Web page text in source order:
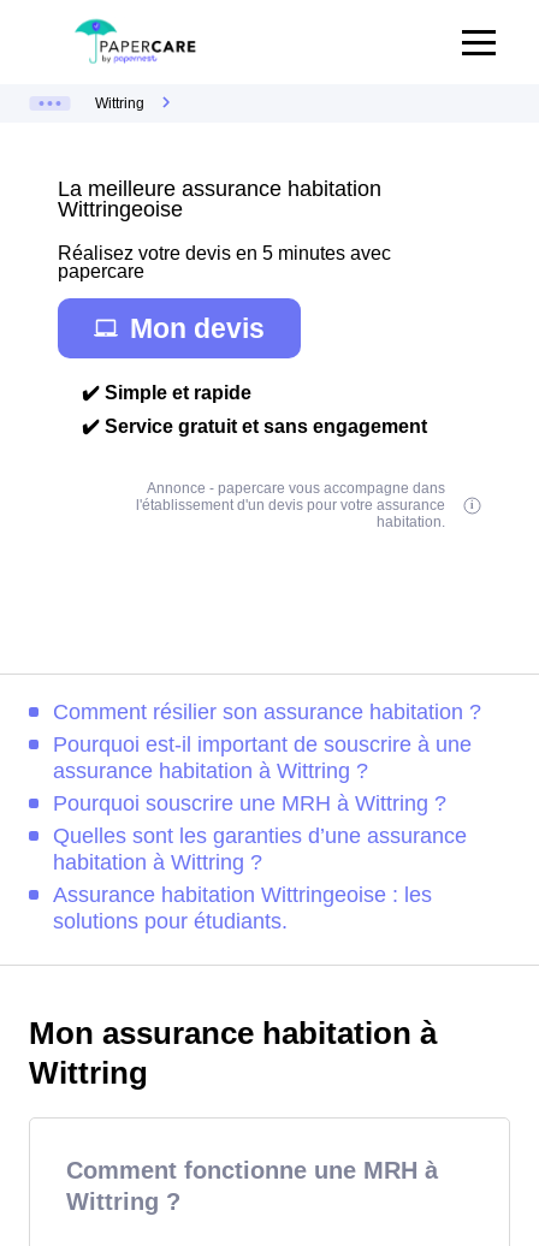
Wittring
La meilleure assurance habitation
Wittringeoise
Réalisez votre devis en 5 minutes avec
papercare
Mon devis
✔️ Simple et rapide
✔️ Service gratuit et sans engagement
Annonce - papercare vous accompagne dans
l'établissement d'un devis pour votre assurance
habitation.
Comment résilier son assurance habitation ?
Pourquoi est-il important de souscrire à une
assurance habitation à Wittring ?
Pourquoi souscrire une MRH à Wittring ?
Quelles sont les garanties d’une assurance
habitation à Wittring ?
Assurance habitation Wittringeoise : les
solutions pour étudiants.
Mon assurance habitation à
Wittring
Comment fonctionne une MRH à
Wittring ?